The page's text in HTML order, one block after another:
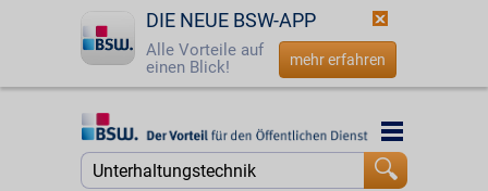
DIE NEUE BSW-APP
Alle Vorteile auf
einen Blick!
mehr erfahren
Startseite
Jetzt BSW-Mitglied werden
Startseite